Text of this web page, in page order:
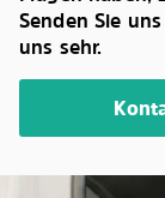
Senden Sie
uns sehr.